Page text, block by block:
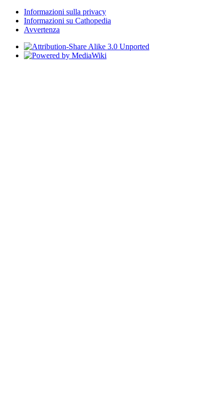
Informazioni sulla privacy
Informazioni su Cathopedia
Avvertenza